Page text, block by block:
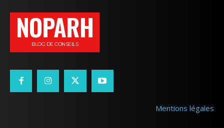
NOPARH
BLOG DE CONSEILS
Mentions légales